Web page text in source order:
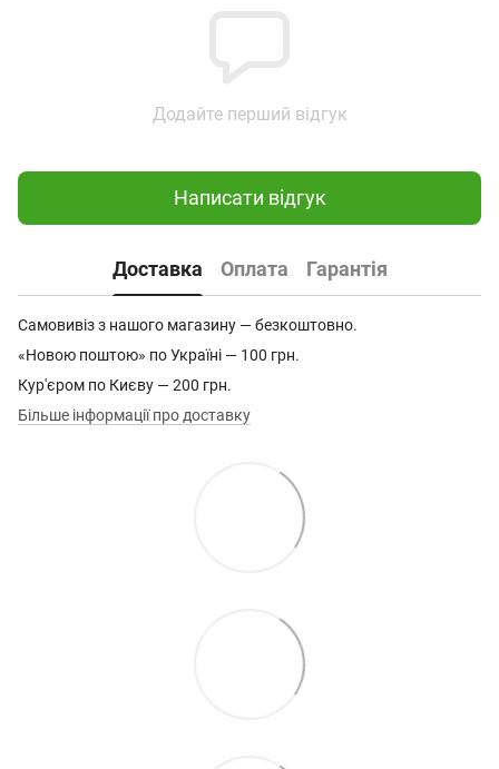
Додайте перший відгук
Написати відгук
Доставка Оплата Гарантія
Самовивіз з нашого магазину — безкоштовно.
«Новою поштою» по Україні — 100 грн.
Кур'єром по Києву — 200 грн.
Більше інформації про доставку